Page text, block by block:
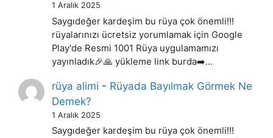
1 Aralık 2025
Saygıdeğer kardeşim bu rüya çok önemli!!!
rüyalarınızı ücretsiz yorumlamak için Google
Play'de Resmi 1001 Rüya uygulamamızı
yayınladık🎉🙏 yükleme link burda➡️…
rüya alimi - Rüyada Bayılmak Görmek Ne
Demek?
1 Aralık 2025
Saygıdeğer kardeşim bu rüya çok önemli!!!